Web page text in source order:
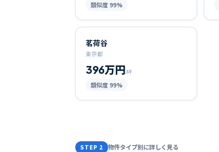
類似度 99%
茗荷谷
東京都
396万円/坪
類似度 99%
STEP 2 物件タイプ別に詳しく見る